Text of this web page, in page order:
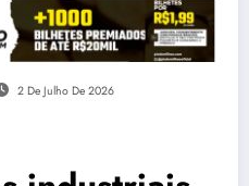
2 De Julho De 2026